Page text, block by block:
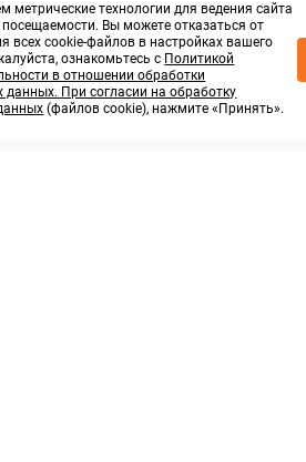
метрические технологии для ведения сайта
посещаемости. Вы можете отказаться от
всех cookie-файлов в настройках вашего
ознакомьтесь с Политикой
в отношении обработки
данных. При согласии на обработку
(файлов cookie), нажмите «Принять».